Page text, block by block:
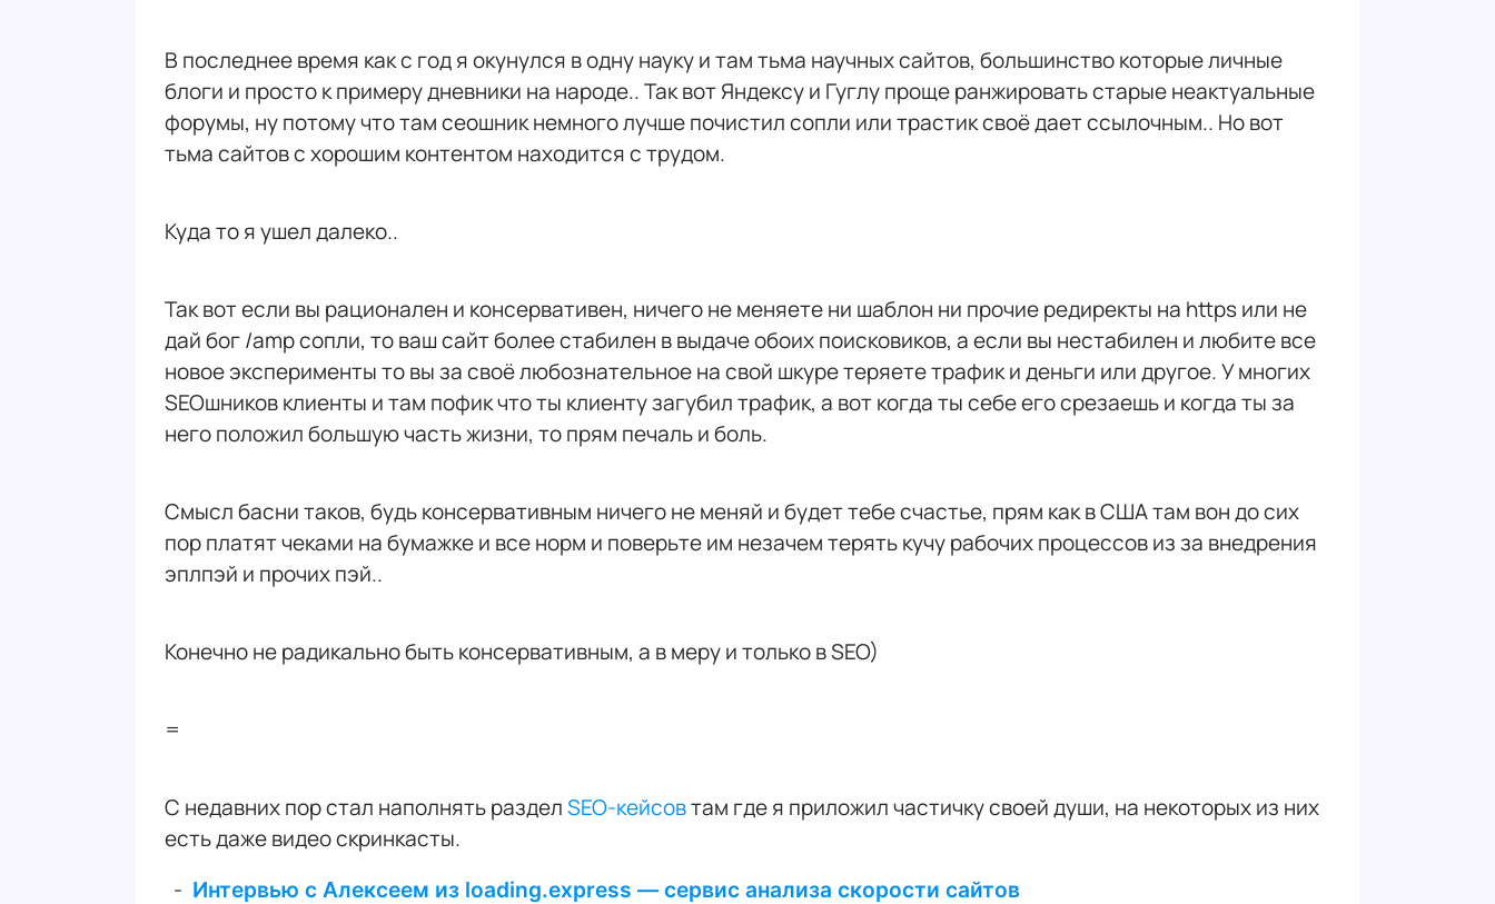
В последнее время как с год я окунулся в одну науку и там тьма научных сайтов, большинство которые личные
блоги и просто к примеру дневники на народе.. Так вот Яндексу и Гуглу проще ранжировать старые неактуальные
форумы, ну потому что там сеошник немного лучше почистил сопли или трастик своё дает ссылочным.. Но вот
тьма сайтов с хорошим контентом находится с трудом.
Куда то я ушел далеко..
Так вот если вы рационален и консервативен, ничего не меняете ни шаблон ни прочие редиректы на https или не
дай бог /amp сопли, то ваш сайт более стабилен в выдаче обоих поисковиков, а если вы нестабилен и любите все
новое эксперименты то вы за своё любознательное на свой шкуре теряете трафик и деньги или другое. У многих
SEOшников клиенты и там пофик что ты клиенту загубил трафик, а вот когда ты себе его срезаешь и когда ты за
него положил большую часть жизни, то прям печаль и боль.
Смысл басни таков, будь консервативным ничего не меняй и будет тебе счастье, прям как в США там вон до сих
пор платят чеками на бумажке и все норм и поверьте им незачем терять кучу рабочих процессов из за внедрения
эплпэй и прочих пэй..
Конечно не радикально быть консервативным, а в меру и только в SEO)
=
С недавних пор стал наполнять разделSEO-кейсовтам где я приложил частичку своей души, на некоторых из них
есть даже видео скринкасты.
Интервью с Алексеем из loading.express — сервис анализа скорости сайтов